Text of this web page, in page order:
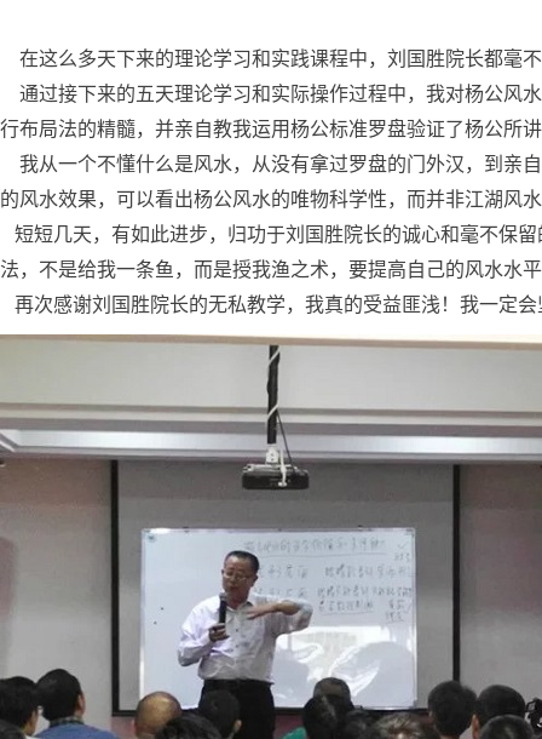
在这么多天下来的理论学习和实践课程中，刘国胜院长都毫
通过接下来的五天理论学习和实际操作过程中，我对杨公风
行布局法的精髓，并亲自教我运用杨公标准罗盘验证了杨公所
我从一个不懂什么是风水，从没有拿过罗盘的门外汉，到亲
的风水效果，可以看出杨公风水的唯物科学性，而并非江湖风
短短几天，有如此进步，归功于刘国胜院长的诚心和毫不保
法，不是给我一条鱼，而是授我渔之术，要提高自己的风水水
再次感谢刘国胜院长的无私教学，我真的受益匪浅！我一定